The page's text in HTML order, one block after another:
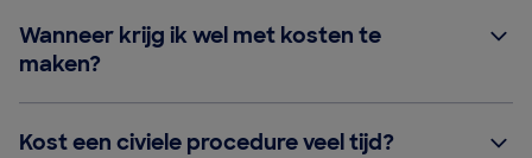
Wanneer krijg ik wel met kosten te
maken?
Kost een civiele procedure veel tijd?